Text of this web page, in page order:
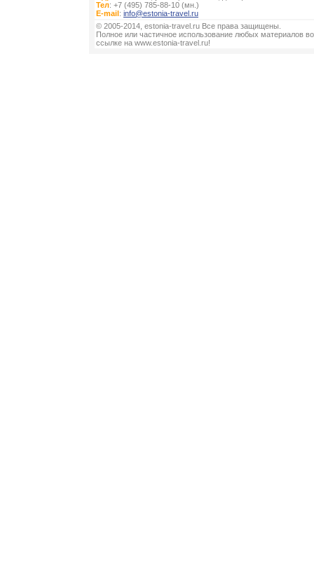
Тел: +7 (495) 785-88-10 (мн.)
E-mail: info@estonia-travel.ru
© 2005-2014, estonia-travel.ru Все права защищены.
Полное или частичное использование любых материалов
ссылке на www.estonia-travel.ru!